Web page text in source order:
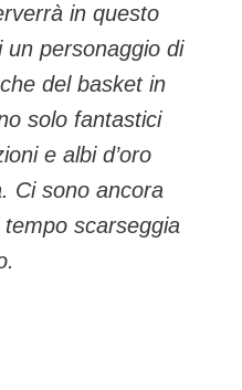
in questo
personaggio di
del basket in
solo fantastici
e albi d’oro
Ci sono ancora
scarseggia